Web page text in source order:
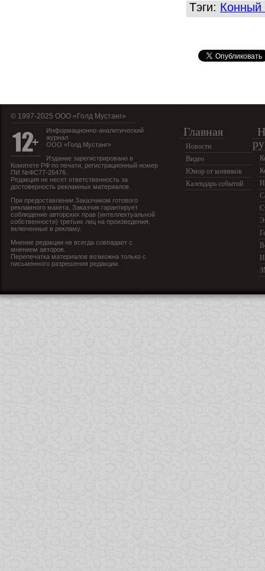
Тэги: Конный
© 1997-2025 OOO «Голд Мустанг»
Информационно-аналитический
журнал
ООО «Голд Мустанг»
Издание зарегистрировано в
Комитете РФ по печати, регистрационный номер
ПИ №ФС77-26476.
Редакция не несет ответственность за
достоверность рекламных материалов.
При предоставлении Заказчиком готового
рекламного макета, Заказчик гарантирует
соблюдение авторских прав (интеллектуальной
собственности) третьих лиц на произведения,
включенные в рекламу.
Мнение редакции не всегда совпадает с
мнением авторов.
Перепечатка материалов возможна только с
письменного разрешения редакции.
Главная
Новости
Видео
Юмор от конников
Календарь событий